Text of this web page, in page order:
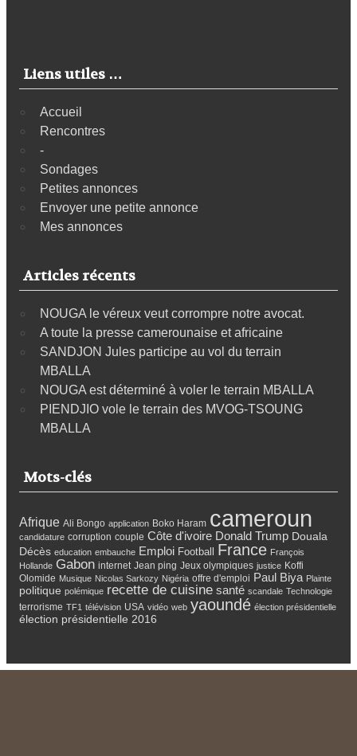
Liens utiles …
Accueil
Rencontres
-
Sondages
Petites annonces
Envoyer une petite annonce
Mes annonces
Articles récents
NOUGA le véreux veut corrompre notre avocat.
A toute la presse camerounaise et africaine
SANDJON Jules participe au vol du terrain
MBALLA
NOUGA est déterminé à voler le terrain MBALLA
PIENDJIO vole le terrain des MVOG-TSOUNG
MBALLA
Mots-clés
Afrique Ali Bongo application Boko Haram cameroun
candidature corruption couple Côte d'ivoire Donald Trump Douala
Décès education embauche Emploi Football France François
Hollande Gabon internet Jean ping Jeux olympiques justice Koffi
Olomide Musique Nicolas Sarkozy Nigéria offre d'emploi Paul Biya Plainte
politique polémique recette de cuisine santé scandale Technologie
terrorisme TF1 télévision USA vidéo web yaoundé élection présidentielle
élection présidentielle 2016